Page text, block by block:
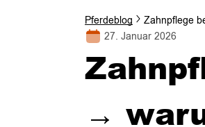
Pferdeblog
Zahnpflege
27. Januar 2026
→